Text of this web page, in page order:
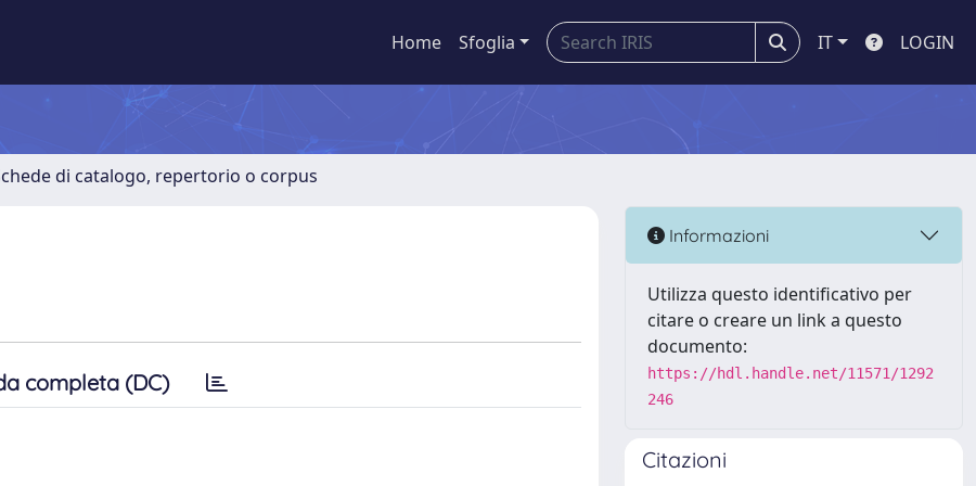
Home Sfoglia IT LOGIN
di catalogo, repertorio o corpus
completa (DC)
Informazioni
Utilizza questo identificativo per
citare o creare un link a questo
documento:
https://hdl.handle.net/11571/1292
246
Citazioni